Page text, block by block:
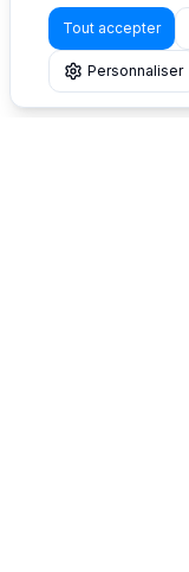
préférences.
Tout accepter
Personnaliser